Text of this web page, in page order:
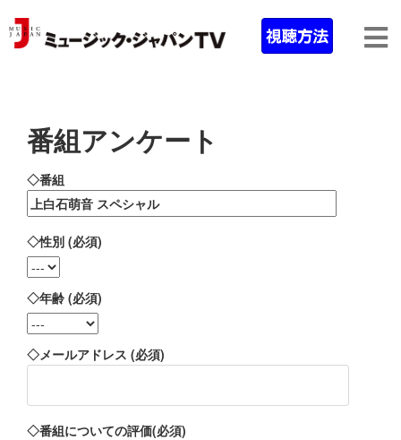
番組アンケート
◇番組
◇性別 (必須)
◇年齢 (必須)
◇メールアドレス (必須)
◇番組についての評価(必須)